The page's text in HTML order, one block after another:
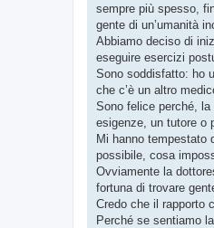
sempre più spesso,
gente di un’umanità
Abbiamo deciso di
eseguire esercizi
Sono soddisfatto: ho
che c’è un altro
Sono felice perché,
esigenze, un tutore o
Mi hanno tempestato
possibile, cosa
Ovviamente la
fortuna di trovare
Credo che il rapporto
Perché se sentiamo